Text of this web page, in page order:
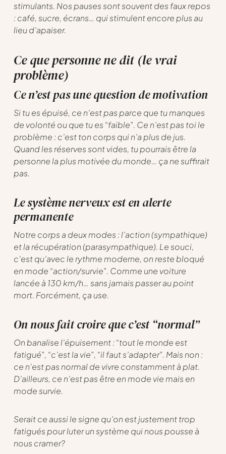
stimulants. Nos pauses sont souvent des faux repos
: café, sucre, écrans… qui stimulent encore plus au
lieu d’apaiser.
Ce que personne ne dit (le vrai
problème)
Ce n’est pas une question de motivation
Si tu es épuisé, ce n’est pas parce que tu manques
de volonté ou que tu es “faible”. Ce n’est pas toi le
problème : c’est ton corps qui n’a plus de jus.
Quand les réserves sont vides, tu pourrais être la
personne la plus motivée du monde… ça ne suffirait
pas.
Le système nerveux est en alerte
permanente
Notre corps a deux modes : l’action (sympathique)
et la récupération (parasympathique). Le souci,
c’est qu’avec le rythme moderne, on reste bloqué
en mode “action/survie”. Comme une voiture
lancée à 130 km/h… sans jamais passer au point
mort. Forcément, ça use.
On nous fait croire que c’est “normal”
On banalise l’épuisement : “tout le monde est
fatigué”, “c’est la vie”, “il faut s’adapter”. Mais non :
ce n’est pas normal de vivre constamment à plat.
D’ailleurs, ce n’est pas être en mode vie mais en
mode survie.
Serait ce aussi le signe qu’on est justement trop
fatigués pour luter un système qui nous pousse à
nous cramer?